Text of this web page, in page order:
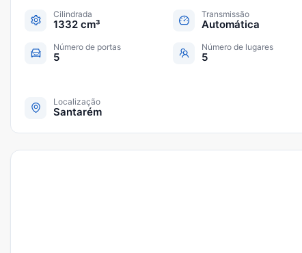
Cilindrada
1332 cm³
Transmissão
Automática
Número de portas
5
Número de lugares
5
Localização
Santarém